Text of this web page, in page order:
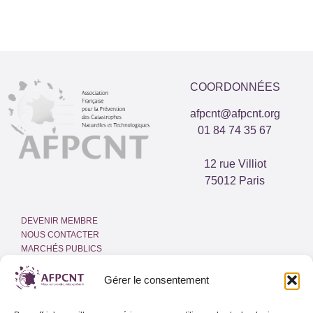
Gérer le consentement
COORDONNÉES
afpcnt@afpcnt.org
01 84 74 35 67
12 rue Villiot
75012 Paris
DEVENIR MEMBRE
NOUS CONTACTER
MARCHÉS PUBLICS
INTRANET